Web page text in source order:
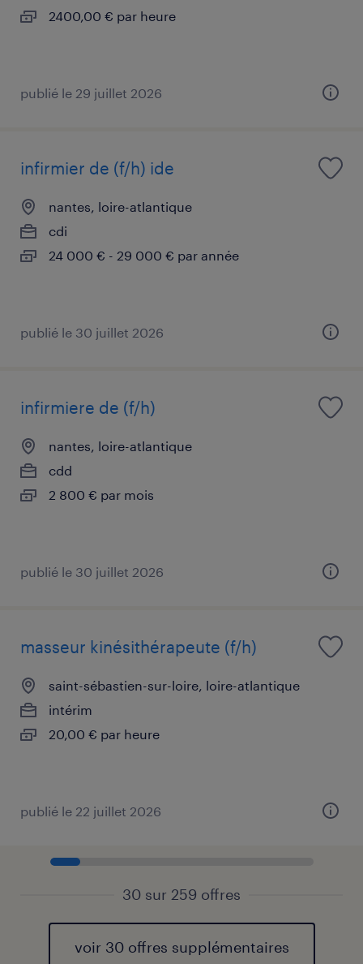
2400,00 € par heure
publié le 29 juillet 2026
infirmier de (f/h) ide
nantes, loire-atlantique
cdi
24 000 € - 29 000 € par année
publié le 30 juillet 2026
infirmiere de (f/h)
nantes, loire-atlantique
cdd
2 800 € par mois
publié le 30 juillet 2026
masseur kinésithérapeute (f/h)
saint-sébastien-sur-loire, loire-atlantique
intérim
20,00 € par heure
publié le 22 juillet 2026
30 sur 259 offres
voir 30 offres supplémentaires